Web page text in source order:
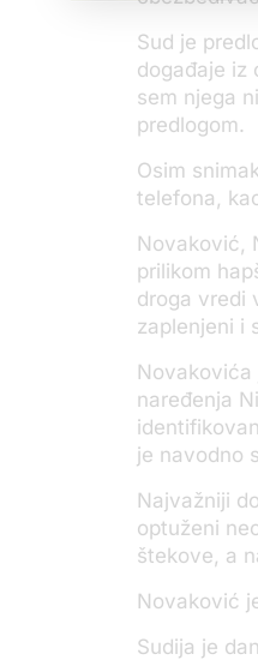
Sud je
događaje iz
sem njega
predlogom.
Osim
telefona,
Novaković,
prilikom
droga vredi
zaplenjeni i
naređenja
je navodno
Najvažniji
optuženi
štekove, a
Novaković
Sudija je